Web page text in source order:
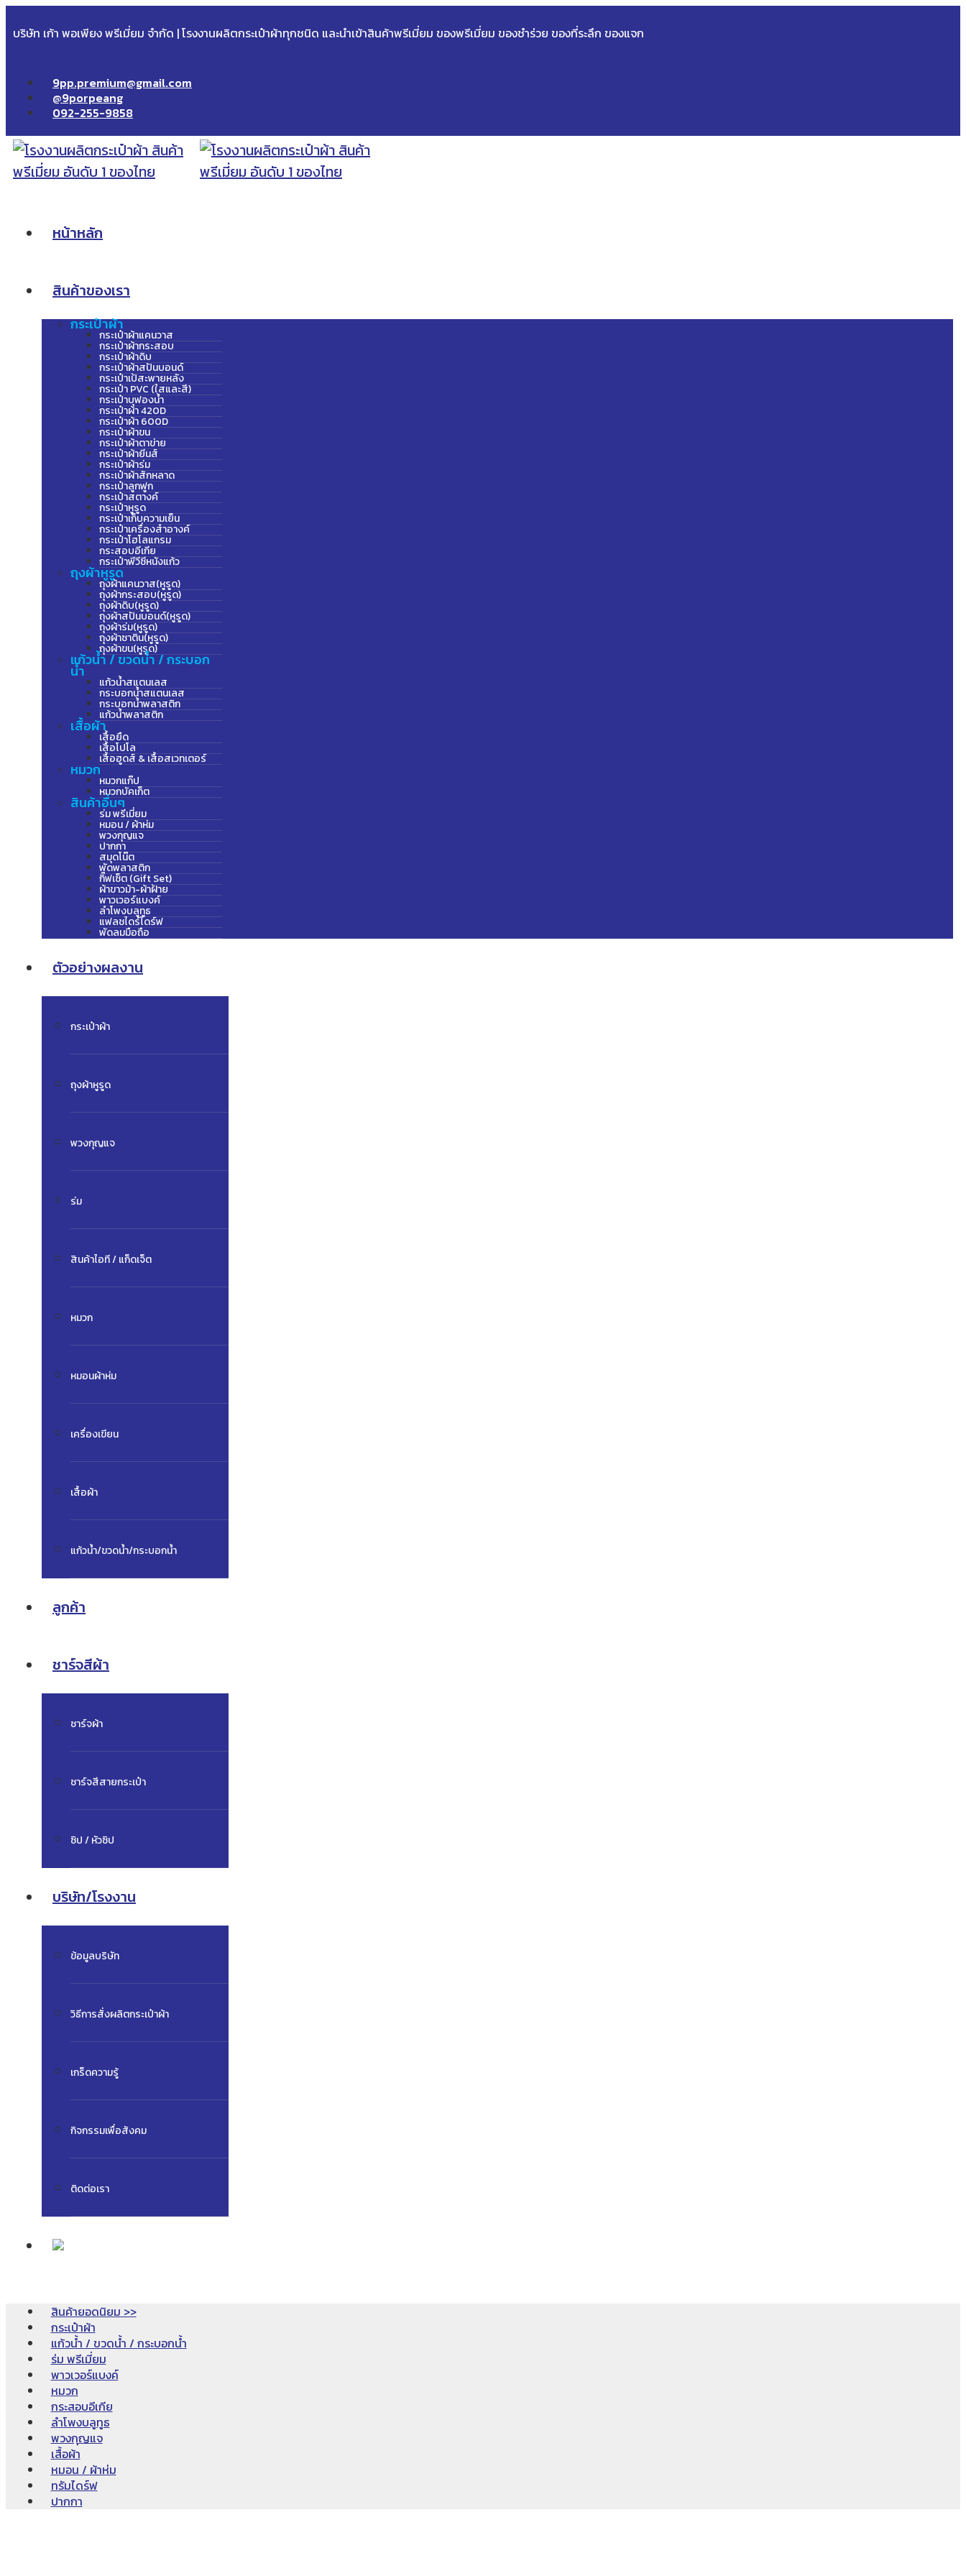
บริษัท เก้า พอเพียง พรีเมี่ยม จำกัด | โรงงานผลิตกระเป๋าผ้าทุกชนิด และนำเข้าสินค้าพรีเมี่ยม ของพรีเมี่ยม ของชำร่วย ของที่ระลึก ของแจก
9pp.premium@gmail.com
@9porpeang
092-255-9858
หน้าหลัก
สินค้าของเรา
กระเป๋าผ้า
กระเป๋าผ้าแคนวาส
กระเป๋าผ้ากระสอบ
กระเป๋าผ้าดิบ
กระเป๋าผ้าสปันบอนด์
กระเป๋าเป้สะพายหลัง
กระเป๋า PVC (ใสและสี)
กระเป๋าบุฟองน้ำ
กระเป๋าผ้า 420D
กระเป๋าผ้า 600D
กระเป๋าผ้าขน
กระเป๋าผ้าตาข่าย
กระเป๋าผ้ายีนส์
กระเป๋าผ้าร่ม
กระเป๋าผ้าสักหลาด
กระเป๋าลูกฟูก
กระเป๋าสตางค์
กระเป๋าหูรูด
กระเป๋าเก็บความเย็น
กระเป๋าเครื่องสำอางค์
กระเป๋าโฮโลแกรม
กระสอบอีเกีย
กระเป๋าพีวีซีหนังแก้ว
ถุงผ้าหูรูด
ถุงผ้าแคนวาส(หูรูด)
ถุงผ้ากระสอบ(หูรูด)
ถุงผ้าดิบ(หูรูด)
ถุงผ้าสปันบอนด์(หูรูด)
ถุงผ้าร่ม(หูรูด)
ถุงผ้าซาติน(หูรูด)
ถุงผ้าขน(หูรูด)
แก้วน้ำ / ขวดน้ำ / กระบอก
น้ำ
แก้วน้ำสแตนเลส
กระบอกน้ำสแตนเลส
กระบอกน้ำพลาสติก
แก้วน้ำพลาสติก
เสื้อผ้า
เสื้อยืด
เสื้อโปโล
เสื้อฮูดส์ & เสื้อสเวทเตอร์
หมวก
หมวกแก๊ป
หมวกบัคเก็ต
สินค้าอื่นๆ
ร่ม พรีเมี่ยม
หมอน / ผ้าห่ม
พวงกุญแจ
ปากกา
สมุดโน๊ต
พัดพลาสติก
กิ๊ฟเซ็ต (Gift Set)
ผ้าขาวม้า-ผ้าฝ้าย
พาวเวอร์แบงค์
ลำโพงบลูทูธ
แฟลชไดร์ไดร์ฟ
พัดลมมือถือ
ตัวอย่างผลงาน
กระเป๋าผ้า
ถุงผ้าหูรูด
พวงกุญแจ
ร่ม
สินค้าไอที / แก็ดเจ็ต
หมวก
หมอนผ้าห่ม
เครื่องเขียน
เสื้อผ้า
แก้วน้ำ/ขวดน้ำ/กระบอกน้ำ
ลูกค้า
ชาร์จสีผ้า
ชาร์จผ้า
ชาร์จสีสายกระเป๋า
ซิป / หัวซิป
บริษัท/โรงงาน
ข้อมูลบริษัท
วิธีการสั่งผลิตกระเป๋าผ้า
เกร็ดความรู้
กิจกรรมเพื่อสังคม
ติดต่อเรา
สินค้ายอดนิยม >>
กระเป๋าผ้า
แก้วน้ำ / ขวดน้ำ / กระบอกน้ำ
ร่ม พรีเมี่ยม
พาวเวอร์แบงค์
หมวก
กระสอบอีเกีย
ลำโพงบลูทูธ
พวงกุญแจ
เสื้อผ้า
หมอน / ผ้าห่ม
ทรัมไดร์ฟ
ปากกา